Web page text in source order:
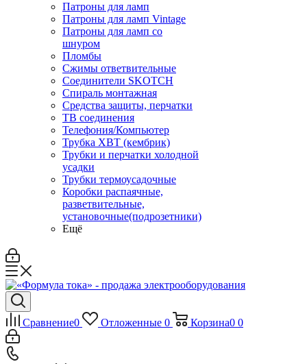
Патроны для ламп
Патроны для ламп Vintage
Патроны для ламп со
шнуром
Пломбы
Сжимы ответвительные
Соединители SKOTCH
Спираль монтажная
Средства защиты, перчатки
ТВ соединения
Телефония/Компьютер
Трубка ХВТ (кембрик)
Трубки и перчатки холодной
усадки
Трубки термоусадочные
Коробки распаячные,
разветвительные,
установочные(подрозетники)
Ещё
Сравнение0 Отложенные 0 Корзина0 0